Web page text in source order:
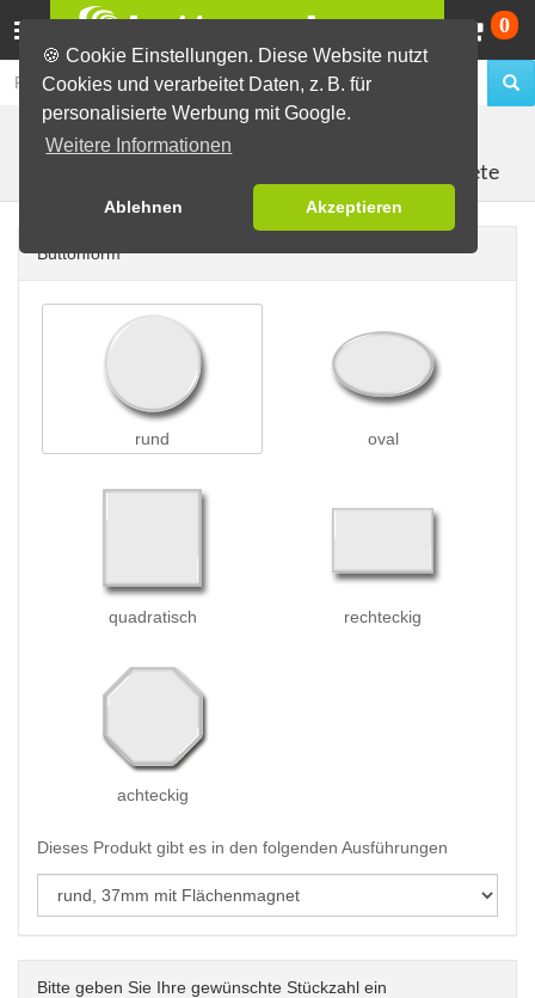
🍪 Cookie Einstellungen. Diese Website nutzt
Cookies und verarbeitet Daten, z. B. für
personalisierte Werbung mit Google.
Weitere Informationen
Ablehnen Akzeptieren
0
Buttons erstellen Magnetbuttons
Kühlschrankmagnete
Buttonform
rund oval
quadratisch rechteckig
achteckig
Dieses Produkt gibt es in den folgenden Ausführungen
Bitte geben Sie Ihre gewünschte Stückzahl ein